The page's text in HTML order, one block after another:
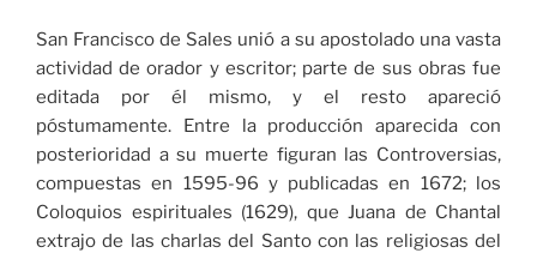
San Francisco de Sales unió a su apostolado una vasta
actividad de orador y escritor; parte de sus obras fue
editada por él mismo, y el resto apareció
póstumamente. Entre la producción aparecida con
posterioridad a su muerte figuran las Controversias,
compuestas en 1595-96 y publicadas en 1672; los
Coloquios espirituales (1629), que Juana de Chantal
extrajo de las charlas del Santo con las religiosas del